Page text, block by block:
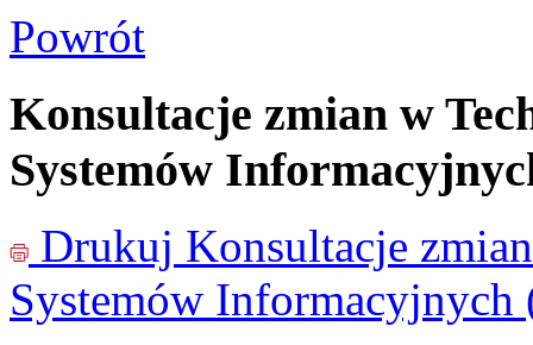
Powrót
Konsultacje zmian w
Systemów
Drukuj Konsultacje
Systemów Informacyjnych